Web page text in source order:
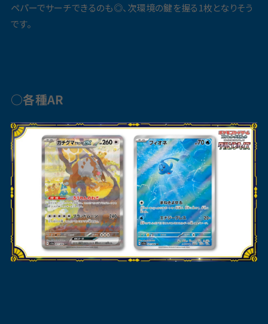
ペパーでサーチできるのも◎、次環境の鍵を握る1枚となりそう
です。
○各種AR